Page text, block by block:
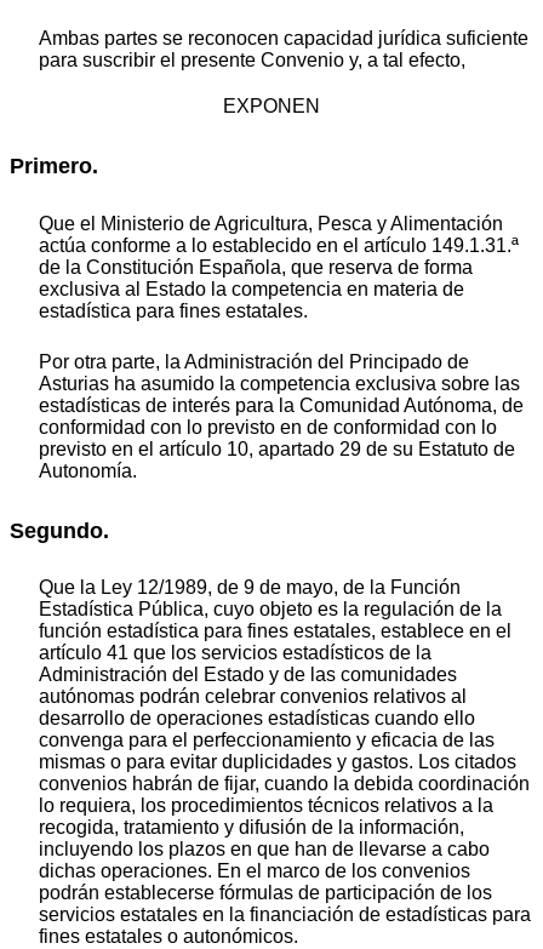
Ambas partes se reconocen capacidad jurídica suficiente
para suscribir el presente Convenio y, a tal efecto,
EXPONEN
Primero.
Que el Ministerio de Agricultura, Pesca y Alimentación
actúa conforme a lo establecido en el artículo 149.1.31.ª
de la Constitución Española, que reserva de forma
exclusiva al Estado la competencia en materia de
estadística para fines estatales.
Por otra parte, la Administración del Principado de
Asturias ha asumido la competencia exclusiva sobre las
estadísticas de interés para la Comunidad Autónoma, de
conformidad con lo previsto en de conformidad con lo
previsto en el artículo 10, apartado 29 de su Estatuto de
Autonomía.
Segundo.
Que la Ley 12/1989, de 9 de mayo, de la Función
Estadística Pública, cuyo objeto es la regulación de la
función estadística para fines estatales, establece en el
artículo 41 que los servicios estadísticos de la
Administración del Estado y de las comunidades
autónomas podrán celebrar convenios relativos al
desarrollo de operaciones estadísticas cuando ello
convenga para el perfeccionamiento y eficacia de las
mismas o para evitar duplicidades y gastos. Los citados
convenios habrán de fijar, cuando la debida coordinación
lo requiera, los procedimientos técnicos relativos a la
recogida, tratamiento y difusión de la información,
incluyendo los plazos en que han de llevarse a cabo
dichas operaciones. En el marco de los convenios
podrán establecerse fórmulas de participación de los
servicios estatales en la financiación de estadísticas para
fines estatales o autonómicos.